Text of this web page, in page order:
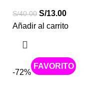
S/40.00 S/13.00
Añadir al carrito
-72%
Caliente